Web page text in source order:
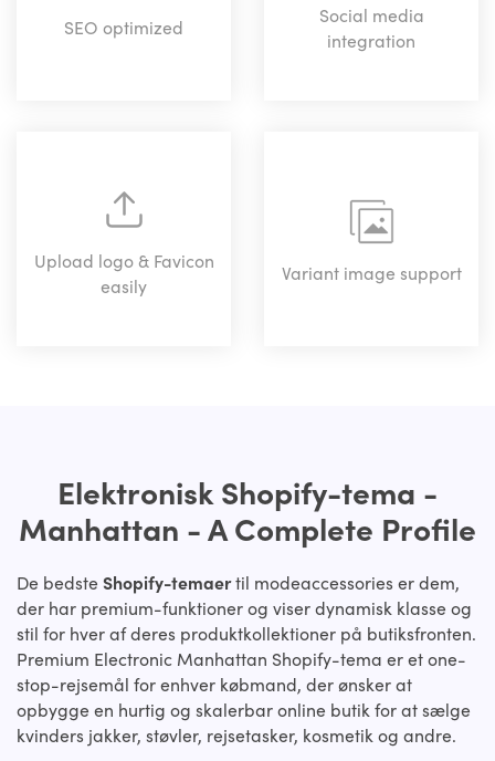
SEO optimized
Social media
integration
Upload logo & Favicon
easily
Variant image support
Elektronisk Shopify-tema -
Manhattan - A Complete Profile
De bedste Shopify-temaertil modeaccessories er dem,
der har premium-funktioner og viser dynamisk klasse og
stil for hver af deres produktkollektioner på butiksfronten.
Premium Electronic Manhattan Shopify-tema er et one-
stop-rejsemål for enhver købmand, der ønsker at
opbygge en hurtig og skalerbar online butik for at sælge
kvinders jakker, støvler, rejsetasker, kosmetik og andre.